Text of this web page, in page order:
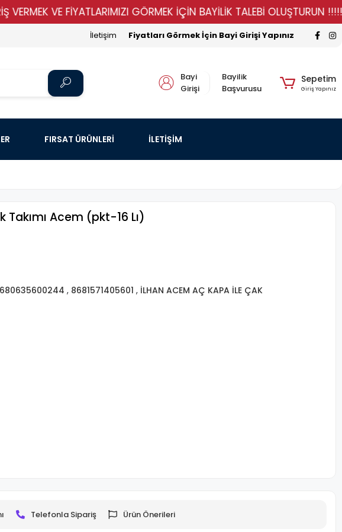
VE FİYATLARIMIZI GÖRMEK İÇİN BAYİLİK TALEBİ OLUŞTURUN !!!!!
Fiyatları Görmek İçin Bayi Girişi Yapınız
İletişim
Bayi
Girişi
Bayilik
Başvurusu
Sepetim
Giriş Yapınız
FIRSAT ÜRÜNLERİ İLETİŞİM
Acem (pkt-16 Lı)
, 8681571405601 , İLHAN ACEM AÇ KAPA İLE ÇAK
Telefonla Sipariş Ürün Önerileri